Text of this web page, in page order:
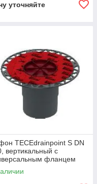
уточняйте
TECEdrainpoint S DN
вертикальный с
фланцем
System